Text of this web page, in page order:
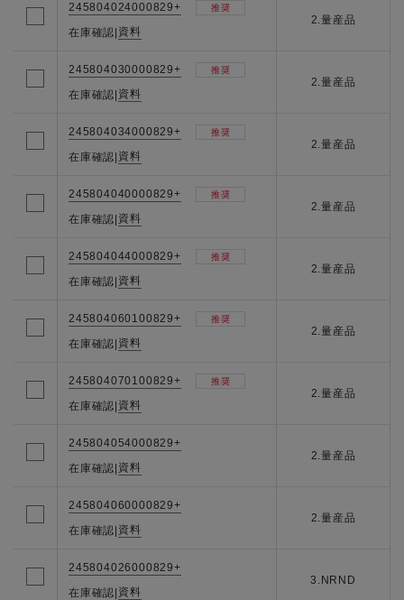
245804024000829+ 推奨
在庫確認| 資料
2.量産品
245804030000829+ 推奨
在庫確認| 資料
2.量産品
245804034000829+ 推奨
在庫確認| 資料
2.量産品
245804040000829+ 推奨
在庫確認| 資料
2.量産品
245804044000829+ 推奨
在庫確認| 資料
2.量産品
245804060100829+ 推奨
在庫確認| 資料
2.量産品
245804070100829+ 推奨
在庫確認| 資料
2.量産品
245804054000829+
在庫確認| 資料
2.量産品
245804060000829+
在庫確認| 資料
2.量産品
245804026000829+
在庫確認| 資料
3.NRND